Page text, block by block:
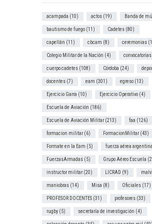
acampada (10) actos (19) Banda de
bautismo de fuego (11) Cadetes (80)
capellán (11) cbcam (8) ceremonias
Colegio Militar de la Nación (4) convocatorias
cuerpo cadetes (108) Córdoba (24)
docentes (7) eam (301) egreso (13)
Ejercicio Garra (10) Ejercicio Operativo (4)
Escuela de Aviación (186)
Escuela de Aviación Militar(213) faa (126)
formacion militar(6) FormacionMilitar(43)
Formate en la Eam (5) fuerza aérea argentina
FuerzasArmadas (5) Grupo Aéreo Escuela
instructor militar(20) LICRAD (9)
maniobras (14) Misa (8) Oficiales (17)
PROFESOR DOCENTES (31) profesores (33)
rugby (5) secretaría de investigación (4)